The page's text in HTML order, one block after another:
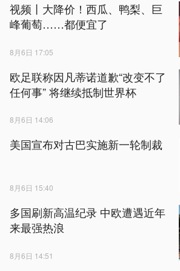
视频丨大降价！西瓜、鸭梨、巨
峰葡萄……都便宜了
8月6日 17:05
欧足联称因凡蒂诺道歉“改变不了
任何事” 将继续抵制世界杯
8月6日 14:06
美国宣布对古巴实施新一轮制裁
8月6日 15:40
多国刷新高温纪录 中欧遭遇近年
来最强热浪
8月6日 14:51